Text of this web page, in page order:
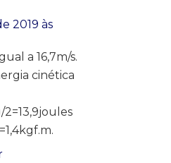
2019 às
a 16,7m/s.
cinética
2=13,9joules